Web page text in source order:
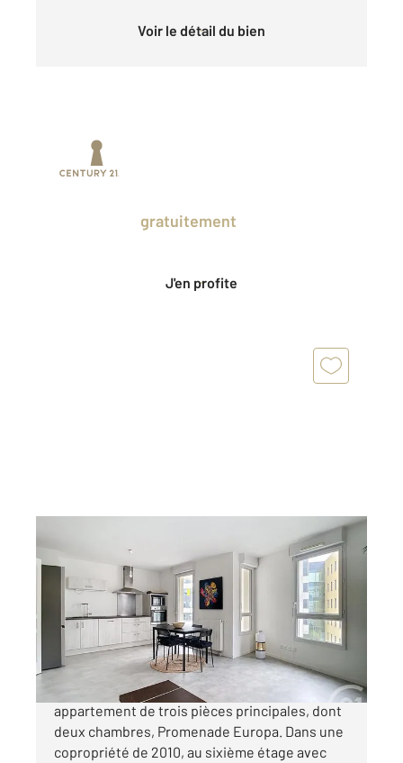
Voir le détail du bien
gratuitement
J'en profite
, 3 pièces
Ref : 15319
Appartement T3 à vendre
207 000 €
NANTES - ILE DE NANTES Découvrez cet
appartement de trois pièces principales, dont
deux chambres, Promenade Europa. Dans une
copropriété de 2010, au sixième étage avec